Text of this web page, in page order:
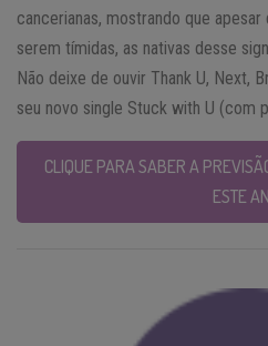
cancerianas, mostrando que
serem tímidas, as nativas desse
Não deixe de ouvir Thank U, Next,
seu novo single Stuck with U (com
CLIQUE PARA SABER A
ESTE